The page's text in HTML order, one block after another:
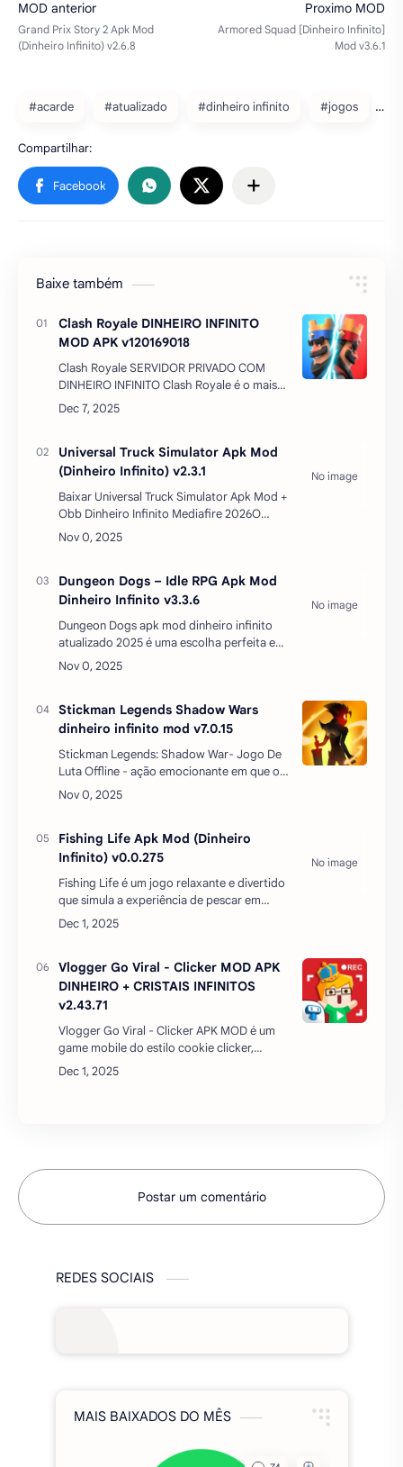
#acarde #atualizado #dinheiro infinito #jogos
Baixe também
Clash Royale DINHEIRO INFINITO
MOD APK v120169018
Clash Royale SERVIDOR PRIVADO COM
DINHEIRO INFINITO Clash Royale é o mais
novo game mobile da Supercell,
desenvolvedora do popular Clash of Clans.
Universal Truck Simulator Apk Mod
(Dinheiro Infinito) v2.3.1
Baixar Universal Truck Simulator Apk Mod +
Obb Dinheiro Infinito Mediafire 2026O
subgênero de corrida está bem
representado no jogo para celular que
Dungeon Dogs – Idle RPG Apk Mod
Dinheiro Infinito v3.3.6
Dungeon Dogs apk mod dinheiro infinito
atualizado 2025 é uma escolha perfeita e
jogue o jogo com mecânica de jogo
confiável e testada, com obras de arte
Stickman Legends Shadow Wars
dinheiro infinito mod v7.0.15
Stickman Legends: Shadow War- Jogo De
Luta Offline - ação emocionante em que o
jogador vai em uma jornada perigosa. O
usuário pode escolher um dos dois
Fishing Life Apk Mod (Dinheiro
Infinito) v0.0.275
Fishing Life é um jogo relaxante e divertido
que simula a experiência de pescar em
diferentes cenários. O jogo tem gráficos
bonitos e uma trilha sonora tranquila que
Vlogger Go Viral - Clicker MOD APK
DINHEIRO + CRISTAIS INFINITOS
v2.43.71
Vlogger Go Viral - Clicker APK MOD é um
game mobile do estilo cookie clicker,
exigindo que você toque a tela do seu
celular milhares de vezes para vencer. A
Postar um comentário
REDES SOCIAIS
MAIS BAIXADOS DO MÊS